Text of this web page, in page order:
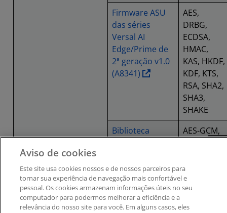
Firmware ASU
das séries
Versal AI
Edge/Prime de
2ª geração v1.0
(A8341)
AES,
DRBG,
ECDSA,
HMAC,
KAS, HKDF,
KDF, KTS,
RSA, SHA2,
SHA3,
SHAKE
Biblioteca
Edge/Prime de
2ª geração v6.0
(A8342)
AES-GCM,
LMS, RSA,
SHA2,
SHA3,
SHAKE
Aviso de cookies
Este site usa cookies nossos e de nossos parceiros ​para
tornar sua experiência de navegação mais confortável e
pessoal. ​Os cookies armazenam informações úteis no seu
computador para podermos melhorar a eficiência e a
relevância do nosso site para você. Em alguns casos, eles